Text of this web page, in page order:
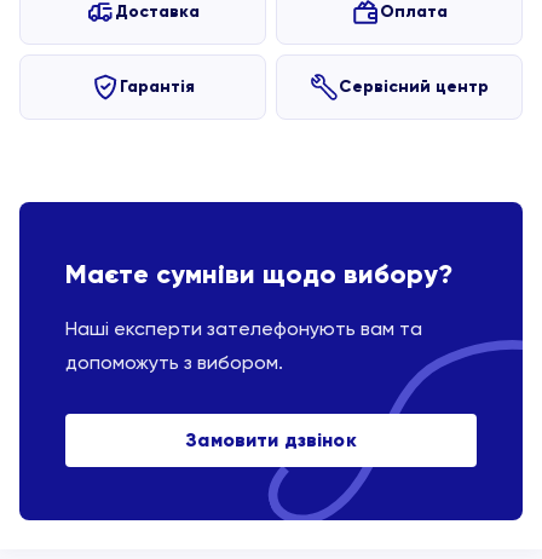
Доставка Оплата
Гарантія Сервісний центр
Маєте сумніви щодо вибору?
Наші експерти зателефонують вам та
допоможуть з вибором.
Замовити дзвінок